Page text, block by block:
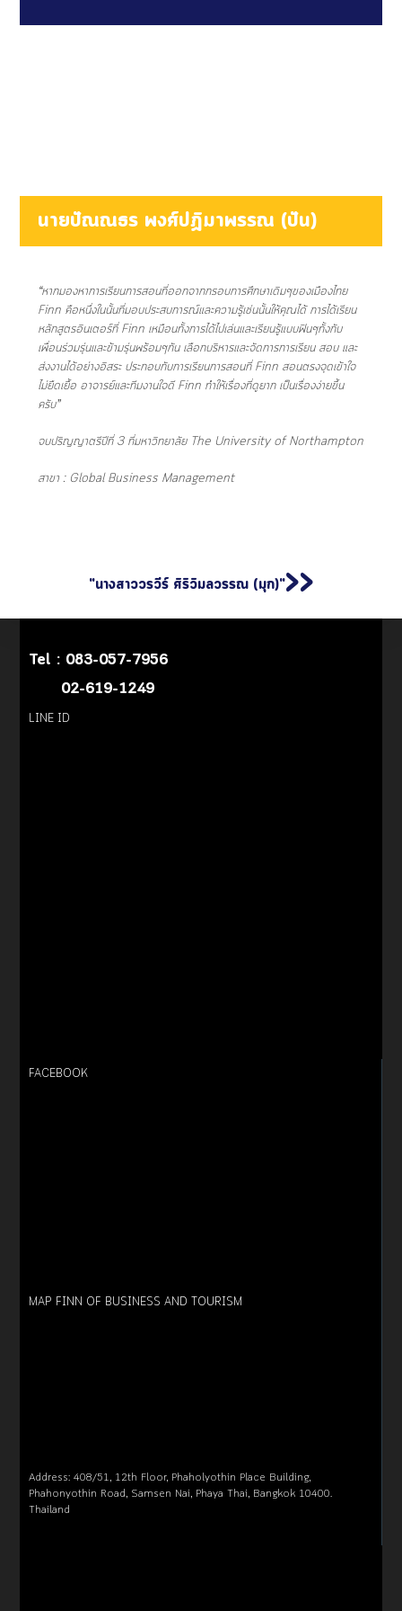
นายปัณณธร พงศ์ปฏิมาพรรณ (ปัน)
“หากมองหาการเรียนการสอนที่ออกจากกรอบการศึกษาเดิมๆของเมืองไทย
Finn คือหนึ่งในนั้นที่มอบประสบการณ์และความรู้เช่นนั้นให้คุณได้ การได้เรียน
หลักสูตรอินเตอร์ที่ Finn เหมือนทั้งการได้ไปเล่นและเรียนรู้แบบฟินๆทั้งกับ
เพื่อนร่วมรุ่นและข้ามรุ่นพร้อมๆกัน เลือกบริหารและจัดการการเรียน สอบ และ
ส่งงานได้อย่างอิสระ ประกอบกับการเรียนการสอนที่ Finn สอนตรงจุดเข้าใจ
ไม่ยืดเยื้อ อาจารย์และทีมงานใจดี Finn ทำให้เรื่องที่ดูยาก เป็นเรื่องง่ายขึ้น
ครับ”
จบปริญญาตรีปีที่ 3 ที่มหาวิทยาลัย The University of Northampton
สาขา : Global Business Management
"นางสาววรวีร์ ศิริวิมลวรรณ (มุก)">>
Tel : 083-057-7956
02-619-1249
LINE ID
FACEBOOK
MAP FINN OF BUSINESS AND TOURISM
Address: 408/51, 12th Floor, Phaholyothin Place Building,
Phahonyothin Road, Samsen Nai, Phaya Thai, Bangkok 10400.
Thailand